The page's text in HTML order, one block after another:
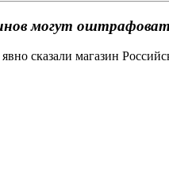
могут
сказали магазин